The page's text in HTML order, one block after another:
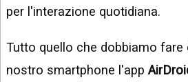
per l'interazione quotidiana.
Tutto quello che dobbiamo fare
nostro smartphone l'app